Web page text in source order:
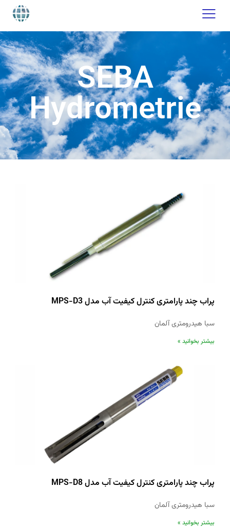
SEBA
Hydrometrie
پراب چند پارامتری کنترل کیفیت آب مدل MPS-D3
سبا هیدرومتری آلمان
بیشتر بخوانید »
پراب چند پارامتری کنترل کیفیت آب مدل MPS-D8
سبا هیدرومتری آلمان
بیشتر بخوانید »